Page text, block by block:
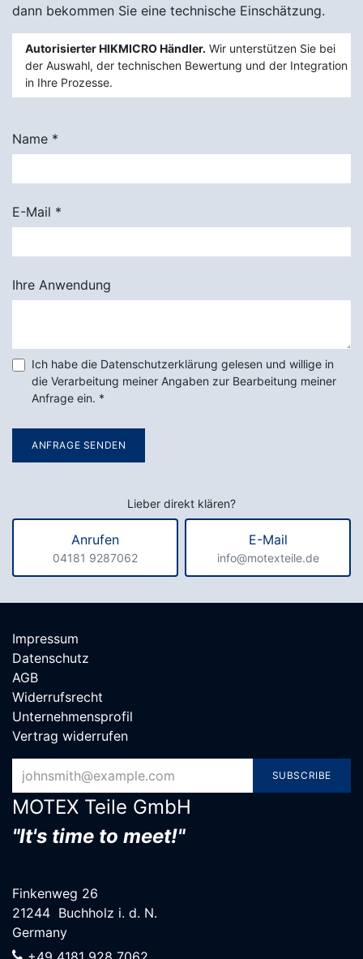
dann bekommen Sie eine technische Einschätzung.
Autorisierter HIKMICRO Händler. Wir unterstützen Sie bei
der Auswahl, der technischen Bewertung und der Integration
in Ihre Prozesse.
Name *
E-Mail *
Ihre Anwendung
Ich habe die Datenschutzerklärung gelesen und willige in
die Verarbeitung meiner Angaben zur Bearbeitung meiner
Anfrage ein. *
ANFRAGE SENDEN
Lieber direkt klären?
Anrufen
04181 9287062
E-Mail
info@motexteile.de
Impressum
Datenschutz
AGB
Widerrufsrecht
Unternehmensprofil
Vertrag widerrufen
SUBSCRIBE
MOTEX Teile G​mbH
"It's time to meet!"
Finkenweg 26
21244 Buchholz i. d. N.
Germany